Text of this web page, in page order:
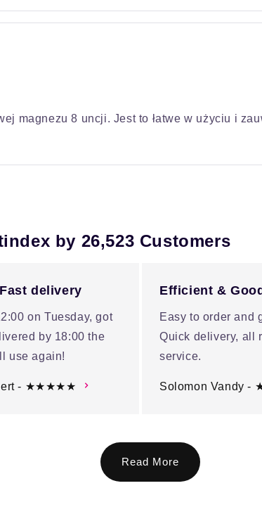
magnezu 8 uncji. Jest to łatwe w użyciu i
by 26,523 Customers
delivery
on Tuesday, got
by 18:00 the
use again!
- ★★★★★
Efficient &
Easy to order and
Quick delivery, all
service.
Solomon Vandy
Read More